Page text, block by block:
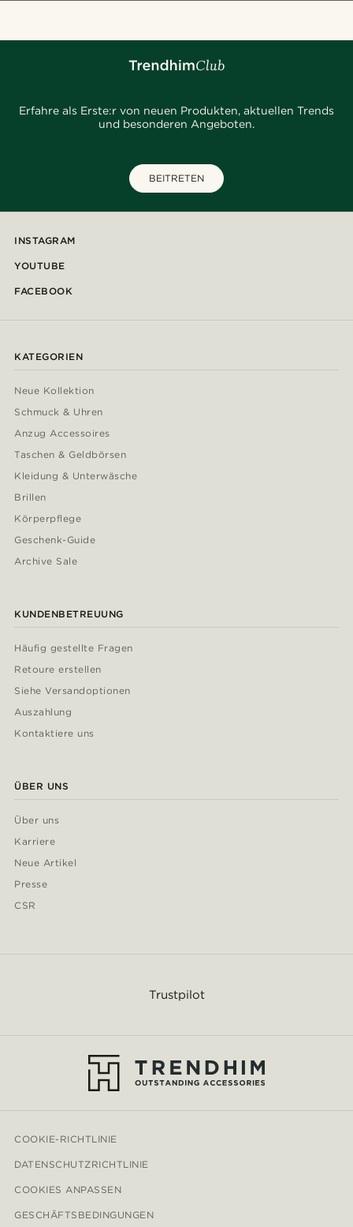
Erfahre als Erste:r von neuen Produkten, aktuellen Trends
und besonderen Angeboten.
BEITRETEN
INSTAGRAM
YOUTUBE
FACEBOOK
KATEGORIEN
Neue Kollektion
Schmuck & Uhren
Anzug Accessoires
Taschen & Geldbörsen
Kleidung & Unterwäsche
Brillen
Körperpflege
Geschenk-Guide
Archive Sale
KUNDENBETREUUNG
Häufig gestellte Fragen
Retoure erstellen
Siehe Versandoptionen
Auszahlung
Kontaktiere uns
ÜBER UNS
Über uns
Karriere
Neue Artikel
Presse
CSR
Trustpilot
COOKIE-RICHTLINIE
DATENSCHUTZRICHTLINIE
COOKIES ANPASSEN
GESCHÄFTSBEDINGUNGEN